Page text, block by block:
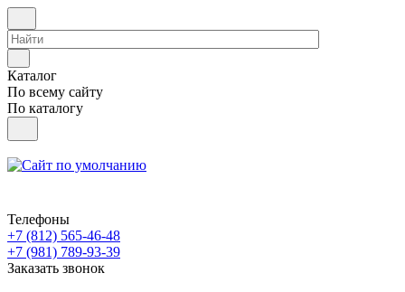
Каталог
По всему сайту
По каталогу
Телефоны
+7 (812) 565-46-48
+7 (981) 789-93-39
Заказать звонок